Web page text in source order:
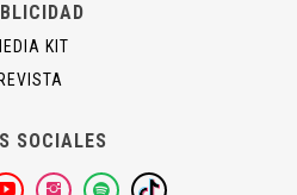
KIT
REVISTA
SOCIALES